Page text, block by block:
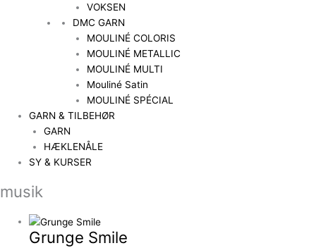
VOKSEN
DMC GARN
MOULINÉ COLORIS
MOULINÉ METALLIC
MOULINÉ MULTI
Mouliné Satin
MOULINÉ SPÉCIAL
GARN & TILBEHØR
GARN
HÆKLENÅLE
SY & KURSER
musik
Grunge Smile